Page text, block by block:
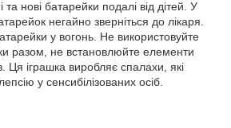
нові батарейки подалі від дітей. У
негайно зверніться до лікаря.
у вогонь. Не використовуйте
разом, не встановлюйте елементи
Ця іграшка виробляє спалахи, які
у сенсибілізованих осіб.